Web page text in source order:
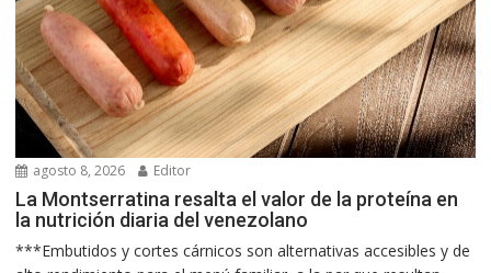
agosto 8, 2026 Editor
La Montserratina resalta el valor de la proteína en
la nutrición diaria del venezolano
***Embutidos y cortes cárnicos son alternativas accesibles y de